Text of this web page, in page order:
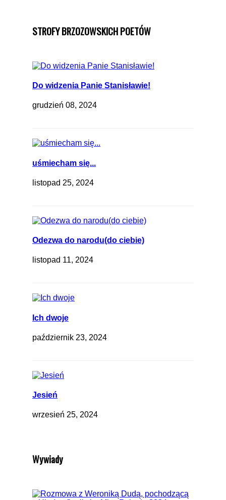
STROFY BRZOZOWSKICH POETÓW
Do widzenia Panie Stanisławie!
grudzień 08, 2024
uśmiecham się...
listopad 25, 2024
Odezwa do narodu(do ciebie)
listopad 11, 2024
Ich dwoje
październik 23, 2024
Jesień
wrzesień 25, 2024
Wywiady